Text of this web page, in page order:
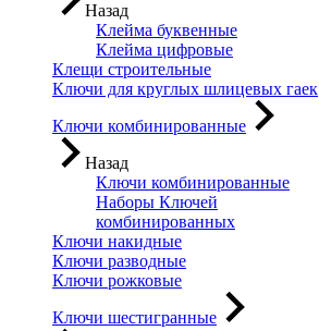
Назад
Клейма буквенные
Клейма цифровые
Клещи строительные
Ключи для круглых шлицевых гаек
Ключи комбинированные
Назад
Ключи комбинированные
Наборы Ключей
комбинированных
Ключи накидные
Ключи разводные
Ключи рожковые
Ключи шестигранные